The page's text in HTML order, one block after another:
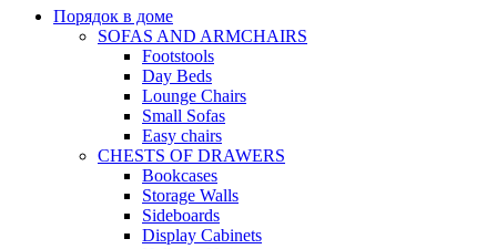
Порядок в доме
SOFAS AND ARMCHAIRS
Footstools
Day Beds
Lounge Chairs
Small Sofas
Easy chairs
CHESTS OF DRAWERS
Bookcases
Storage Walls
Sideboards
Display Cabinets